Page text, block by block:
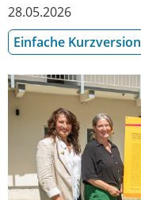
28.05.2026
Einfache Kurzversion